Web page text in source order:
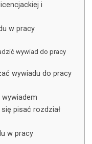
i
w pracy
wywiad do pracy
wywiadu do pracy
wywiadem
pisać rozdział
w pracy